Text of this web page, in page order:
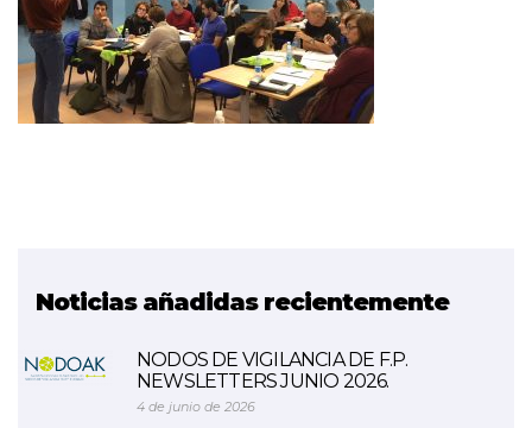
Noticias añadidas recientemente
NODOS DE VIGILANCIA DE F.P.
NEWSLETTERS JUNIO 2026.
4 de junio de 2026